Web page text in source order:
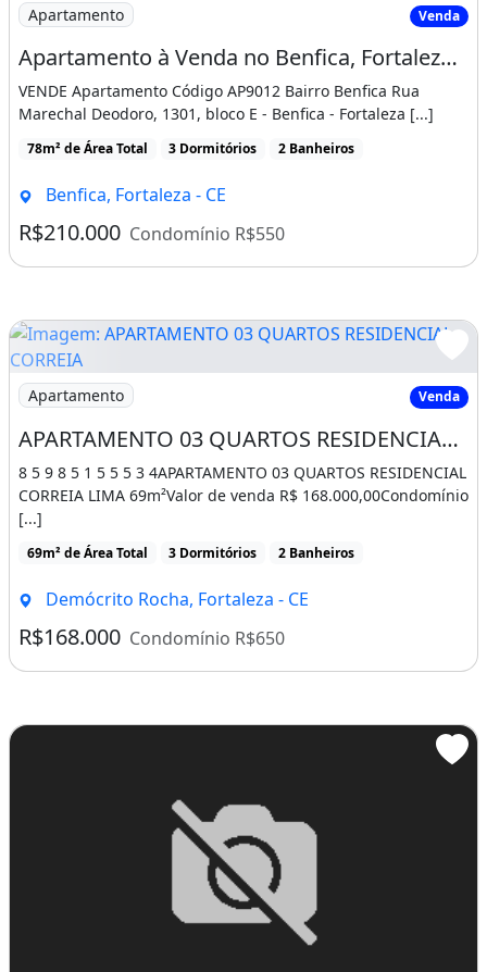
Imóvel novo
Apartamento Venda
Apartamento à Venda no Benfica, Fortaleza 85m²
VENDE Apartamento Código AP9012 Bairro Benfica Rua
Marechal Deodoro, 1301, bloco E - Benfica - Fortaleza [...]
78m² de Área Total 3 Dormitórios 2 Banheiros
Benfica, Fortaleza - CE
R$210.000 Condomínio R$550
Imagem: APARTAMENTO 03 QUARTOS RESIDENCIAL
Apartamento Venda
APARTAMENTO 03 QUARTOS RESIDENCIAL CORREIA LIMA
8 5 9 8 5 1 5 5 5 3 4APARTAMENTO 03 QUARTOS RESIDENCIAL
CORREIA LIMA 69m²Valor de venda R$ 168.000,00Condomínio
[...]
69m² de Área Total 3 Dormitórios 2 Banheiros
Demócrito Rocha, Fortaleza - CE
R$168.000 Condomínio R$650